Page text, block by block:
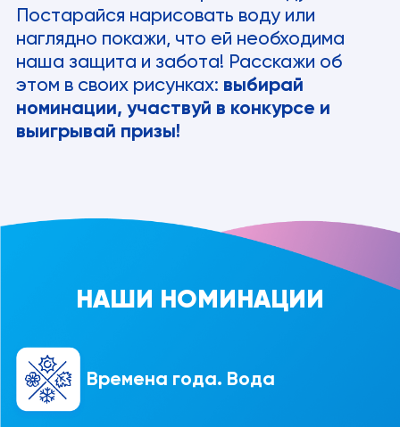
Постарайся нарисовать воду или
наглядно покажи, что ей необходима
наша защита и забота! Расскажи об
этом в своих рисунках: выбирай
номинации, участвуй в конкурсе и
выигрывай призы!
НАШИ НОМИНАЦИИ
Времена года. Вода